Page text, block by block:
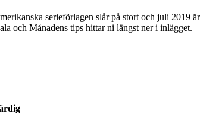
serieförlagen slår på stort och juli
och Månadens tips hittar ni längst ner i inlägget.